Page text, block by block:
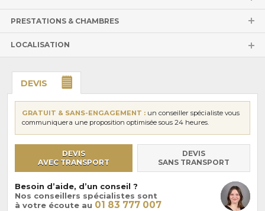
PRESTATIONS & CHAMBRES
LOCALISATION
DEVIS
GRATUIT & SANS-ENGAGEMENT : un conseiller spécialiste vous
communiquera une proposition optimisée sous 24 heures.
DEVIS
AVEC TRANSPORT
DEVIS
SANS TRANSPORT
Besoin d’aide, d’un conseil ?
Nos conseillers spécialistes sont
à votre écoute au 01 83 777 007